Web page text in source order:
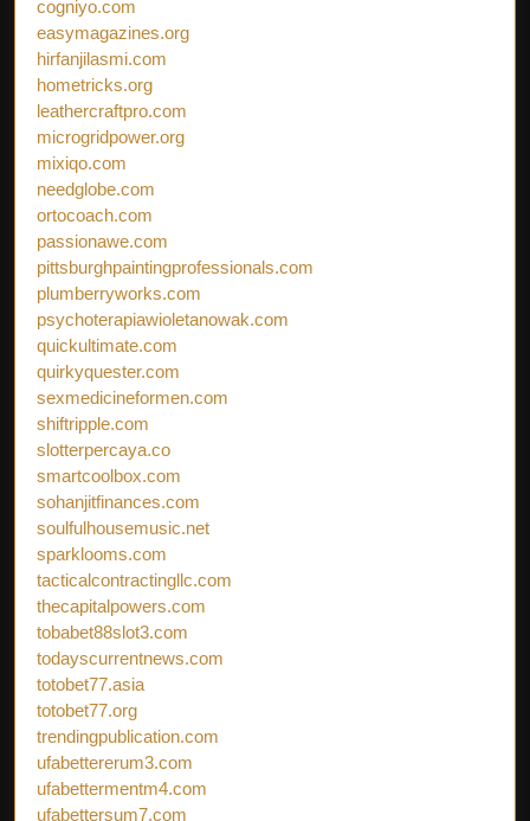
cogniyo.com
easymagazines.org
hirfanjilasmi.com
hometricks.org
leathercraftpro.com
microgridpower.org
mixiqo.com
needglobe.com
ortocoach.com
passionawe.com
pittsburghpaintingprofessionals.com
plumberryworks.com
psychoterapiawioletanowak.com
quickultimate.com
quirkyquester.com
sexmedicineformen.com
shiftripple.com
slotterpercaya.co
smartcoolbox.com
sohanjitfinances.com
soulfulhousemusic.net
sparklooms.com
tacticalcontractingllc.com
thecapitalpowers.com
tobabet88slot3.com
todayscurrentnews.com
totobet77.asia
totobet77.org
trendingpublication.com
ufabettererum3.com
ufabettermentm4.com
ufabettersum7.com